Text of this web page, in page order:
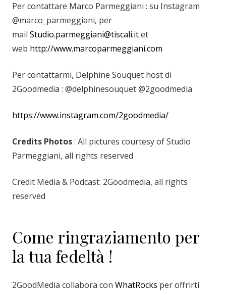
Per contattare Marco Parmeggiani : su Instagram
@marco_parmeggiani, per
mail Studio.parmeggiani@tiscali.itet
web http://www.marcoparmeggiani.com
Per contattarmi, Delphine Souquet host di
2Goodmedia : @delphinesouquet @2goodmedia
https://www.instagram.com/2goodmedia/
Credits Photos: All pictures courtesy of Studio
Parmeggiani, all rights reserved
Credit Media & Podcast: 2Goodmedia, all rights
reserved
Come ringraziamento per
la tua fedeltà !
2GoodMedia collabora con WhatRocks per offrirti